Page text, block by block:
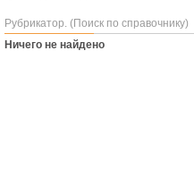
Рубрикатор. (Поиск по справочнику)
Ничего не найдено